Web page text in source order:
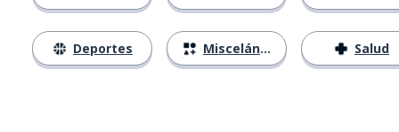
Deportes Misceláneo Salud